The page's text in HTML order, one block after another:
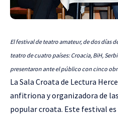
El festival de teatro amateur, de dos días
teatro de cuatro países: Croacia, BiH,
presentaron ante el público con cinco
La Sala Croata de Lectura
anfitriona y organizadora de
popular croata. Este festival